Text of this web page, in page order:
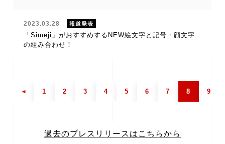
2023.03.28 報道発表
「Simeji」がおすすめするNEW絵文字と記号・顔文字
の組み合わせ！
1 2 3 4 5 6 7 8 9
過去のプレスリリースはこちらから